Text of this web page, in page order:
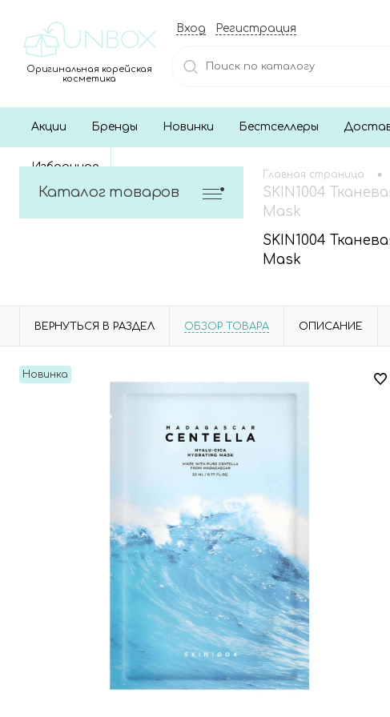
Оригинальная корейская
косметика
Вход Регистрация
Акции Бренды Новинки Бестселлеры
Избранное
Каталог товаров
Главная страница •
SKIN1004
Mask
SKIN1004
Mask
ВЕРНУТЬСЯ В РАЗДЕЛ ОБЗОР ТОВАРА ОПИСАНИЕ
Новинка